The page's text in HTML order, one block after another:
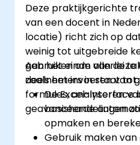
Deze praktijkgerichte
van een docent in
locatie) richt zich op
weinig tot uitgebreide
gebruiken om allerlei
zoals het invoeren van
formules, analyseren
geavanceerde
Aan het einde van deze
deelnemers in staat tot:
De Excel-interface
basishandelingen
opmaken en
Gebruik maken